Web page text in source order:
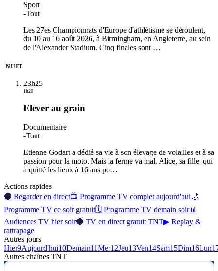
Sport
-Tout
Les 27es Championnats d'Europe d'athlétisme se déroulent,
du 10 au 16 août 2026, à Birmingham, en Angleterre, au sein
de l'Alexander Stadium. Cinq finales sont …
NUIT
23h25
1h20
Elever au grain
Documentaire
-Tout
Etienne Godart a dédié sa vie à son élevage de volailles et à sa
passion pour la moto. Mais la ferme va mal. Alice, sa fille, qui
a quitté les lieux à 16 ans po…
Actions rapides
🔴 Regarder en direct📺 Programme TV complet aujourd'hui🌙
Programme TV ce soir gratuit🗓 Programme TV demain soir📊
Audiences TV hier soir🔴 TV en direct gratuit TNT▶ Replay &
rattrapage
Autres jours
Hier9Aujourd'hui10Demain11Mer12Jeu13Ven14Sam15Dim16Lun
Autres chaînes TNT